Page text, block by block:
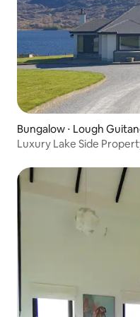
Bungalow ⋅ Lough
Luxury Lake Side